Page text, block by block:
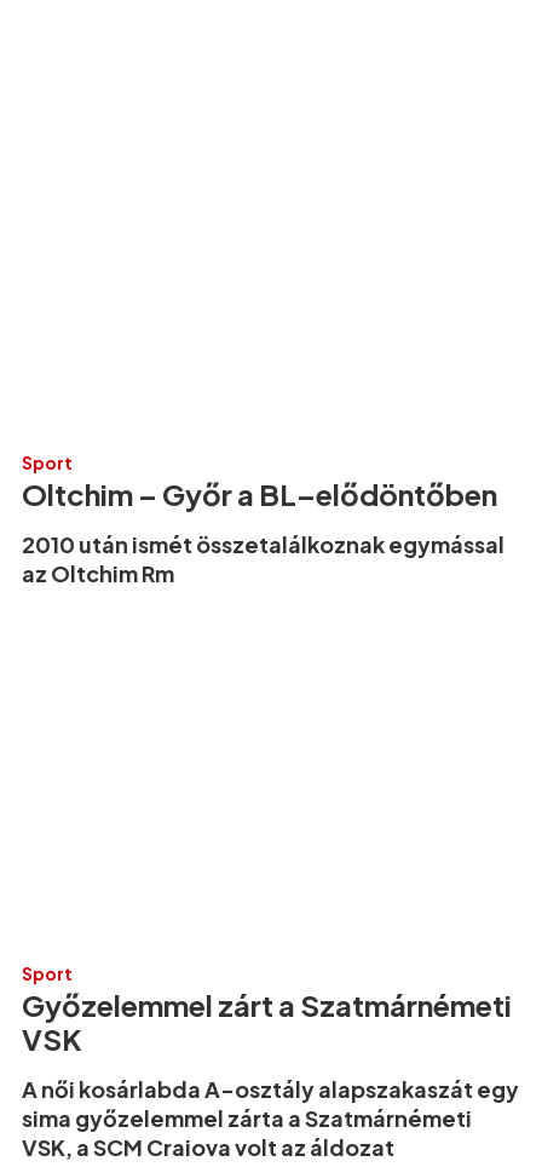
Sport
Oltchim – Győr a BL–elődöntőben
2010 után ismét összetalálkoznak egymással
az Oltchim Rm
Sport
Győzelemmel zárt a Szatmárnémeti
VSK
A női kosárlabda A-osztály alapszakaszát egy
sima győzelemmel zárta a Szatmárnémeti
VSK, a SCM Craiova volt az áldozat